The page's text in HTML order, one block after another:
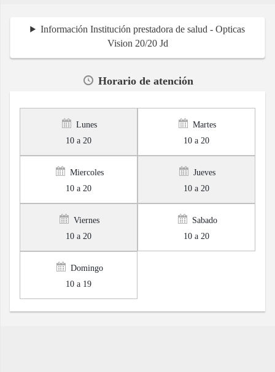
Información Institución prestadora de salud - Opticas
Vision 20/20 Jd
Horario de atención
Lunes
10 a 20
Martes
10 a 20
Miercoles
10 a 20
Jueves
10 a 20
Viernes
10 a 20
Sabado
10 a 20
Domingo
10 a 19